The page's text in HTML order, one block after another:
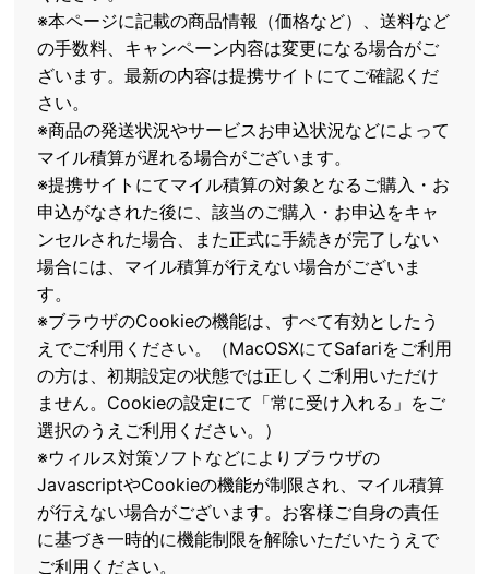
※本ページに記載の商品情報（価格など）、送料など
の手数料、キャンペーン内容は変更になる場合がご
ざいます。最新の内容は提携サイトにてご確認くだ
さい。
※商品の発送状況やサービスお申込状況などによって
マイル積算が遅れる場合がございます。
※提携サイトにてマイル積算の対象となるご購入・お
申込がなされた後に、該当のご購入・お申込をキャ
ンセルされた場合、また正式に手続きが完了しない
場合には、マイル積算が行えない場合がございま
す。
※ブラウザのCookieの機能は、すべて有効としたう
えでご利用ください。（MacOSXにてSafariをご利用
の方は、初期設定の状態では正しくご利用いただけ
ません。Cookieの設定にて「常に受け入れる」をご
選択のうえご利用ください。）
※ウィルス対策ソフトなどによりブラウザの
JavascriptやCookieの機能が制限され、マイル積算
が行えない場合がございます。お客様ご自身の責任
に基づき一時的に機能制限を解除いただいたうえで
ご利用ください。